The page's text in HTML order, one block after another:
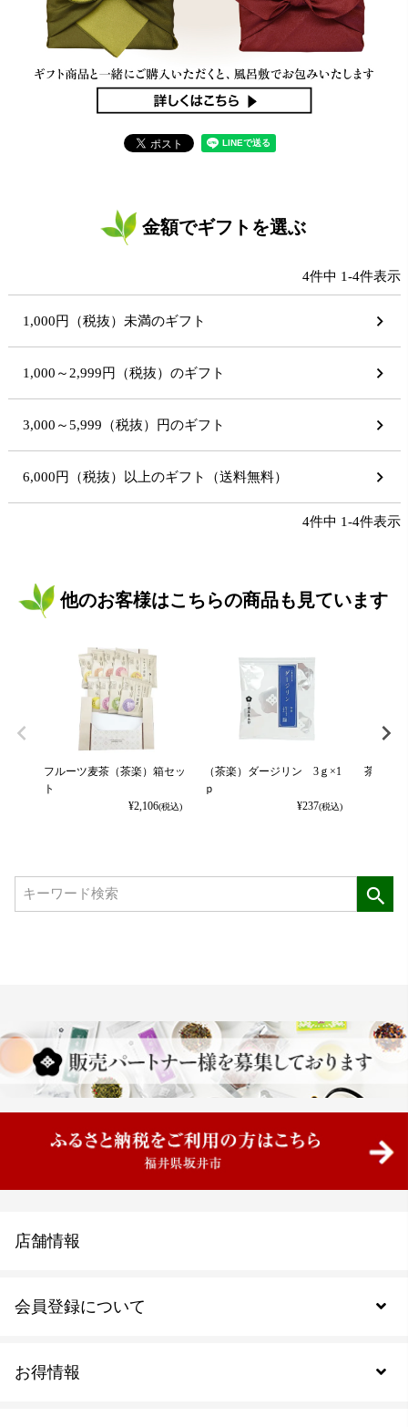
金額でギフトを選ぶ
4件中 1-4件表示
1,000円（税抜）未満のギフト
1,000～2,999円（税抜）のギフト
3,000～5,999（税抜）円のギフト
6,000円（税抜）以上のギフト（送料無料）
4件中 1-4件表示
他のお客様はこちらの商品も見ています
フルーツ麦茶（茶楽）箱セッ
ト
¥2,106(税込)
（茶楽）ダージリン 3ｇ×1
ｐ
¥237(税込)
茶楽セ
お得情報
会員登録について
店舗情報